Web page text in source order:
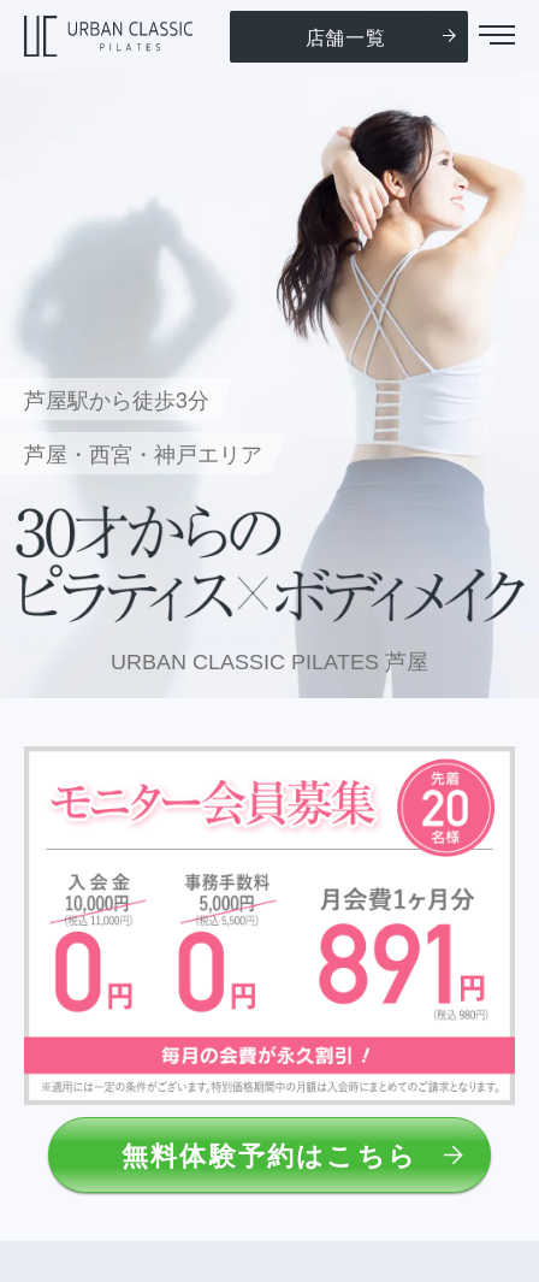
店舗一覧
芦屋駅から徒歩3分
芦屋・西宮・神戸エリア
URBAN CLASSIC PILATES 芦屋
無料体験予約はこちら